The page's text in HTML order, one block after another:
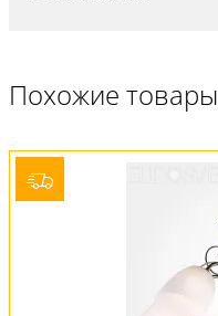
Похожие товары